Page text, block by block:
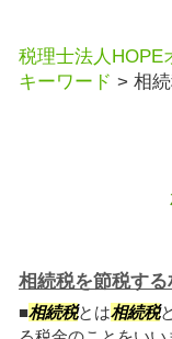
税理士法人HOPE
キーワード > 相
相続税を節税す
■相続税とは相続税